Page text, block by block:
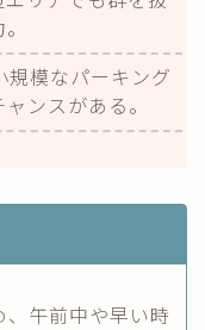
模なパーキング
ンスがある。
午前中や早い時